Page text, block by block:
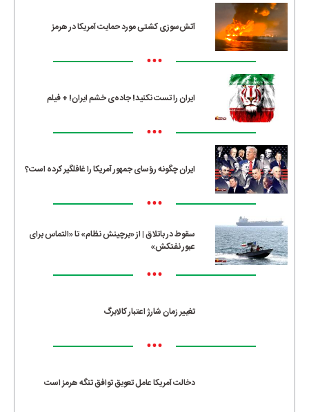
آتش‌سوزی کشتی مورد حمایت آمریکا در هرمز
•••
ایران را تست نکنید! جاده‌ی خشم ایران! + فیلم
•••
ایران چگونه رؤسای جمهور آمریکا را غافلگیر کرده است؟
•••
سقوط در باتلاق | از «برچینش نظام» تا «التماس برای
عبور نفتکش»
•••
تغییر زمان شارژ اعتبار کالابرگ
•••
دخالت آمریکا عامل تعویق توافق تنگه هرمز است